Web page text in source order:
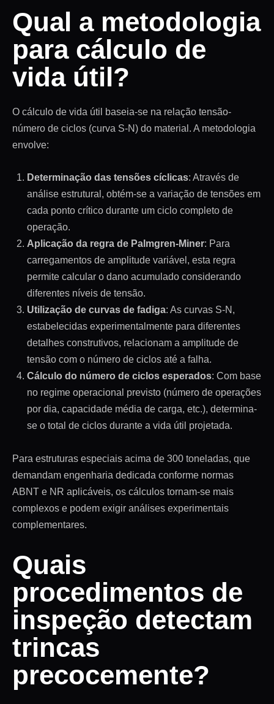
Qual a metodologia
para cálculo de
vida útil?
O cálculo de vida útil baseia-se na relação tensão-
número de ciclos (curva S-N) do material. A metodologia
envolve:
Determinação das tensões cíclicas: Através de
análise estrutural, obtém-se a variação de tensões em
cada ponto crítico durante um ciclo completo de
operação.
Aplicação da regra de Palmgren-Miner: Para
carregamentos de amplitude variável, esta regra
permite calcular o dano acumulado considerando
diferentes níveis de tensão.
Utilização de curvas de fadiga: As curvas S-N,
estabelecidas experimentalmente para diferentes
detalhes construtivos, relacionam a amplitude de
tensão com o número de ciclos até a falha.
Cálculo do número de ciclos esperados: Com base
no regime operacional previsto (número de operações
por dia, capacidade média de carga, etc.), determina-
se o total de ciclos durante a vida útil projetada.
Para estruturas especiais acima de 300 toneladas, que
demandam engenharia dedicada conforme normas
ABNT e NR aplicáveis, os cálculos tornam-se mais
complexos e podem exigir análises experimentais
complementares.
Quais
procedimentos de
inspeção detectam
trincas
precocemente?